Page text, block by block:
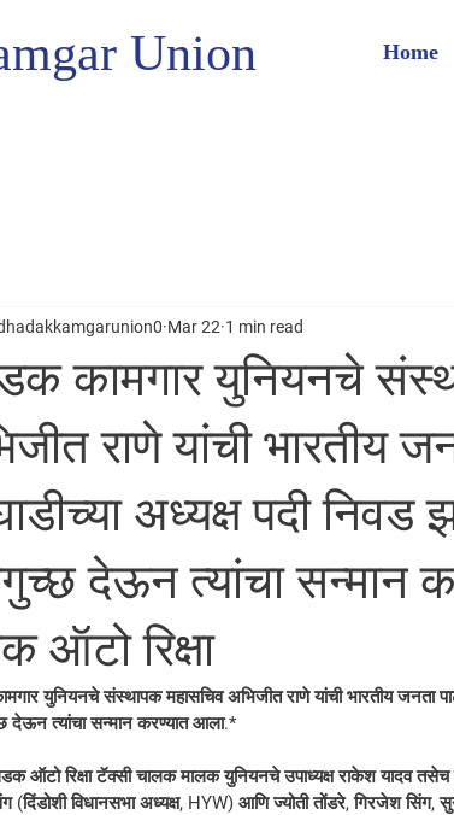
Union Home
कामगार युनियनचे
राणे यांची भारतीय
अध्यक्ष पदी निवड
देऊन त्यांचा सन्मान
ऑटो रिक्षा
Mar 22 1 min read
युनियनचे संस्थापक महासचिव अभिजीत राणे यांची भारतीय जनता
देऊन त्यांचा सन्मान करण्यात आला.*
ऑटो रिक्षा टॅक्सी चालक मालक युनियनचे उपाध्यक्ष राकेश यादव तसेच
(दिंडोशी विधानसभा अध्यक्ष, HYW) आणि ज्योती तोंडरे, गिरजेश सिंग,